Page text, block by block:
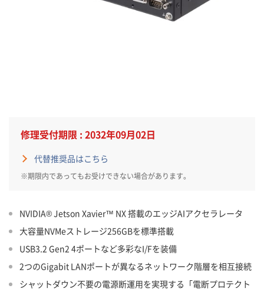
修理受付期限 : 2032年09月02日
代替推奨品はこちら
※期限内であってもお受けできない場合があります。
NVIDIA® Jetson Xavier™ NX 搭載のエッジAIアクセラレータ
大容量NVMeストレージ256GBを標準搭載
USB3.2 Gen2 4ポートなど多彩なI/Fを装備
2つのGigabit LANポートが異なるネットワーク階層を相互接続
シャットダウン不要の電源断運用を実現する「電断プロテクト